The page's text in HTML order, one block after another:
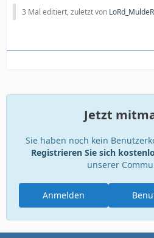
3 Mal editiert, zuletzt von LoRd_MuldeR
Jetzt
Sie haben noch kein
Registrieren Sie sich
unserer
Anmelden